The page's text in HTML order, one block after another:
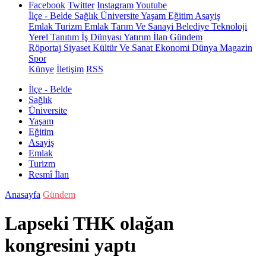
Facebook Twitter InstagramYoutube
İlçe - Belde Sağlık ÜniversiteYaşam Eğitim Asayiş
Emlak Turizm Emlak Tarım Ve Sanayi Belediye Teknoloji
Yerel Tanıtım İş Dünyası Yatırım İlan Gündem
Röportaj Siyaset Kültür Ve Sanat Ekonomi Dünya Magazin
Spor
Künye İletişim RSS
İlçe - Belde
Sağlık
Üniversite
Yaşam
Eğitim
Asayiş
Emlak
Turizm
Resmî İlan
Anasayfa Gündem
Lapseki THK olağan
kongresini yaptı